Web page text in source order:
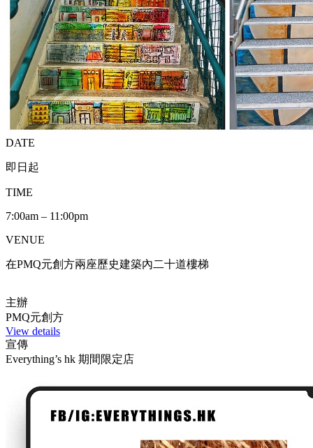
DATE
即日起
TIME
7:00am – 11:00pm
VENUE
在PMQ元創方兩座歷史建築內二十道樓梯
主辦
PMQ元創方
View details
宣傳
Everything’s hk 期間限定店